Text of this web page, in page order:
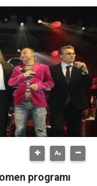
programı